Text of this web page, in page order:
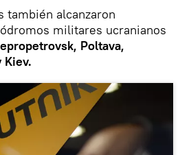
también alcanzaron
militares ucranianos
Poltava,
Kiev.